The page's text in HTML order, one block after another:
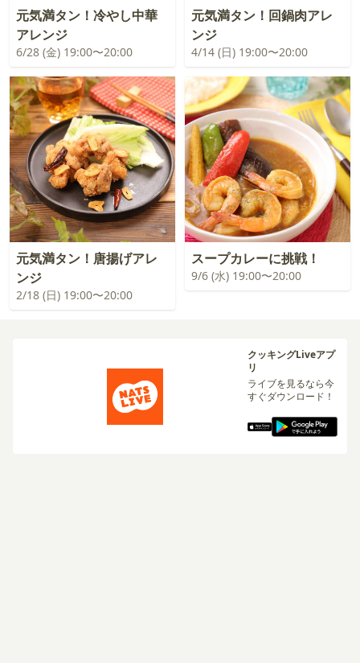
元気満タン！冷やし中華
アレンジ
6/28 (金) 19:00〜20:00
元気満タン！回鍋肉アレ
ンジ
4/14 (日) 19:00〜20:00
元気満タン！唐揚げアレ
ンジ
2/18 (日) 19:00〜20:00
スープカレーに挑戦！
9/6 (水) 19:00〜20:00
クッキングLiveアプ
リ
ライブを見るなら今
すぐダウンロード！